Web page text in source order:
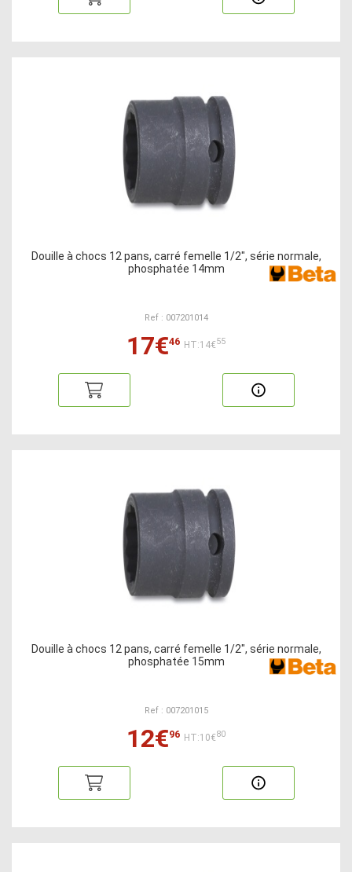
Douille à chocs 12 pans, carré femelle 1/2", série normale,
phosphatée 14mm
Ref : 007201014
17€46 HT:14€55
Douille à chocs 12 pans, carré femelle 1/2", série normale,
phosphatée 15mm
Ref : 007201015
12€96 HT:10€80